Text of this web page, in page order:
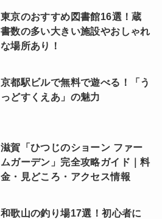
東京のおすすめ図書館16選！蔵
書数の多い大きい施設やおしゃれ
な場所あり！
京都駅ビルで無料で遊べる！「う
っどすくえあ」の魅力
滋賀「ひつじのショーン ファー
ムガーデン」完全攻略ガイド｜料
金・見どころ・アクセス情報
和歌山の釣り場17選！初心者に